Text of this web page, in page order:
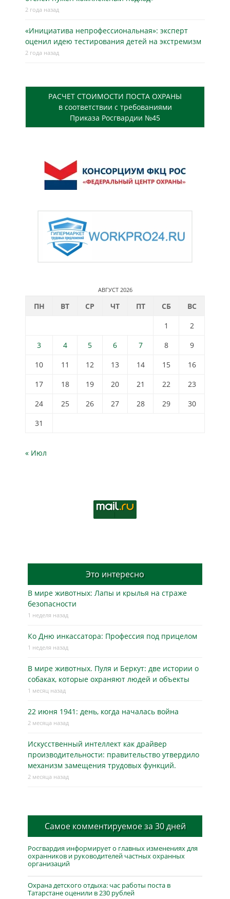
2 года назад
«Инициатива непрофессиональная»: эксперт
оценил идею тестирования детей на экстремизм
2 года назад
РАСЧЕТ СТОИМОСТИ ПОСТА ОХРАНЫ
в соответствии с требованиями
Приказа Росгвардии №45
АВГУСТ 2026
ПН ВТ СР ЧТ ПТ СБ
ВС
1
2
3
4 5 6 7 8
9
10
11 12 13 14 15
16
17
18 19 20 21 22
23
24
25 26 27 28 29
30
31
« Июл
Это интересно
В мире животных: Лапы и крылья на страже
безопасности
1 неделя назад
Ко Дню инкассатора: Профессия под прицелом
1 неделя назад
В мире животных. Пуля и Беркут: две истории о
собаках, которые охраняют людей и объекты
1 месяц назад
22 июня 1941: день, когда началась война
2 месяца назад
Искусственный интеллект как драйвер
производительности: правительство утвердило
механизм замещения трудовых функций.
2 месяца назад
Самое комментируемое за 30 дней
Росгвардия информирует о главных изменениях для
охранников и руководителей частных охранных
организаций
Охрана детского отдыха: час работы поста в
Татарстане оценили в 230 рублей